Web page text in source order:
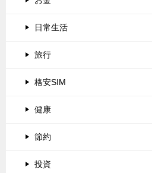
日常生活
旅行
格安SIM
健康
節約
投資